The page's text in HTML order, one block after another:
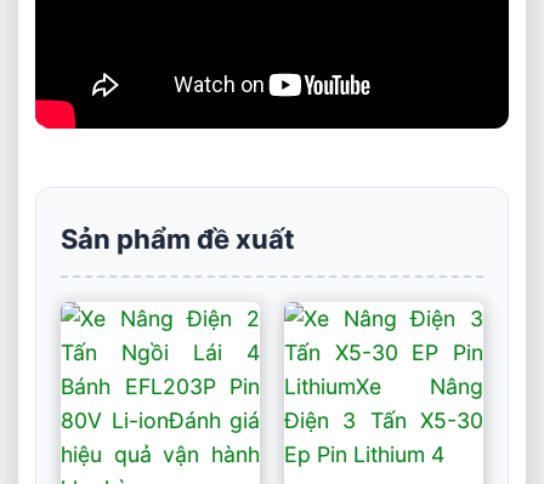
Sản phẩm đề xuất